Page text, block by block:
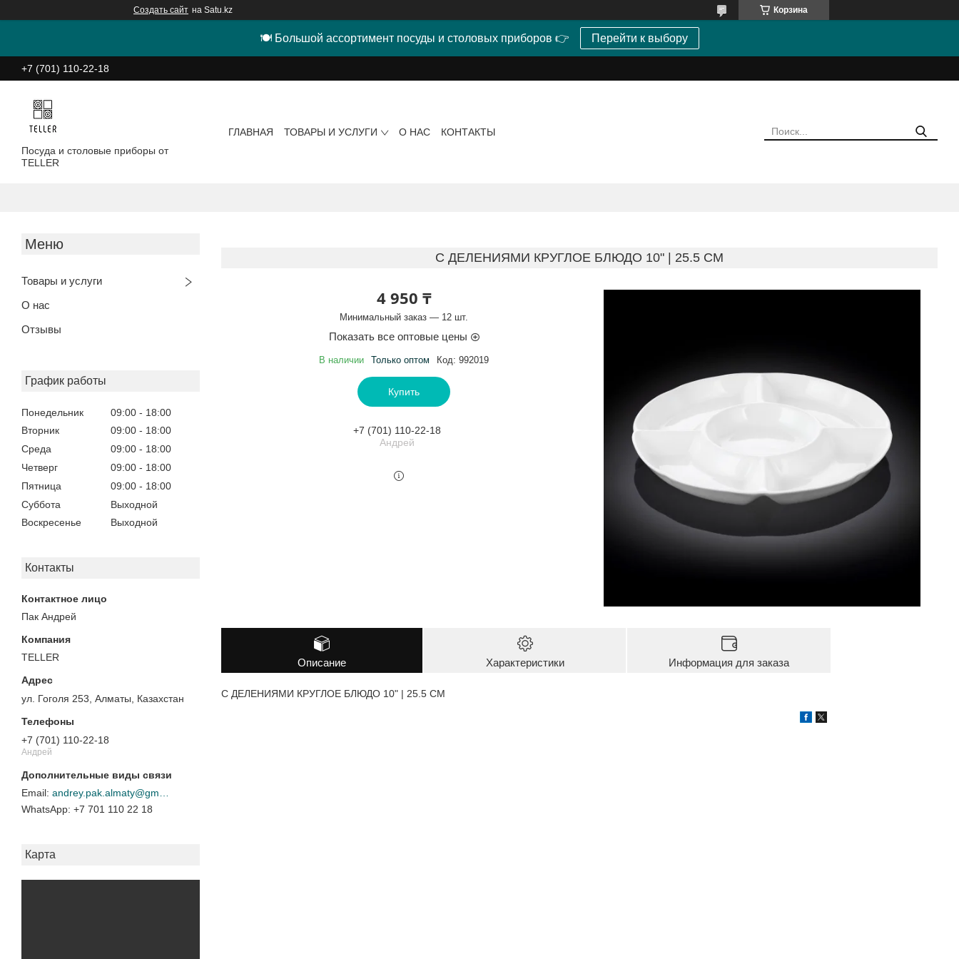
Создать сайт на Satu.kz Корзина
🍽 Большой ассортимент посуды и столовых приборов 👉 Перейти к выбору
+7 (701) 110-22-18
Посуда и столовые приборы от
TELLER
ГЛАВНАЯ ТОВАРЫ И УСЛУГИ О НАС КОНТАКТЫ
Товары и услуги
О нас
Отзывы
График работы
Понедельник 09:00
18:00
Вторник
09:00
18:00
Среда
09:00
18:00
Четверг
09:00
18:00
Пятница
09:00
18:00
Суббота
Выходной
Воскресенье
Выходной
Контакты
Пак Андрей
TELLER
ул. Гоголя 253, Алматы, Казахстан
+7 (701) 110-22-18
Андрей
+7 701 110 22 18
Карта
С ДЕЛЕНИЯМИ КРУГЛОЕ БЛЮДО 10" | 25.5 CM
4 950 ₸
Минимальный заказ — 12 шт.
Показать все оптовые цены
В наличии Только оптом Код: 992019
Купить
+7 (701) 110-22-18
Андрей
Описание Характеристики Информация для заказа
С ДЕЛЕНИЯМИ КРУГЛОЕ БЛЮДО 10" | 25.5 CM